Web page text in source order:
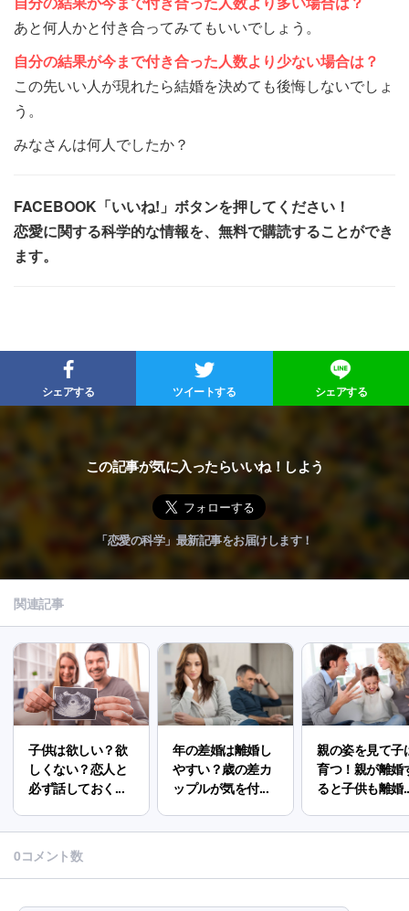
あと何人かと付き合ってみてもいいでしょう。
自分の結果が今まで付き合った人数より少ない場合は？
この先いい人が現れたら結婚を決めても後悔しないでしょ
う。
みなさんは何人でしたか？
FACEBOOK「いいね!」ボタンを押してください！
恋愛に関する科学的な情報を、無料で購読することができ
ます。
シェアする ツイートする シェアする
この記事が気に入ったらいいね！しよう
「恋愛の科学」最新記事をお届けします！
関連記事
子供は欲しい？欲
しくない？恋人と
必ず話しておく...
年の差婚は離婚し
やすい？歳の差カ
ップルが気を付...
親の姿を見て子
育つ！親が離婚
ると子供も離婚
0コメント数